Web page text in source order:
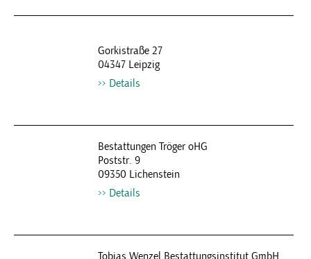
Gorkistraße 27
04347 Leipzig
Details
Bestattungen Tröger oHG
Poststr. 9
09350 Lichenstein
Details
Tobias Wenzel Bestattungsinstitut GmbH